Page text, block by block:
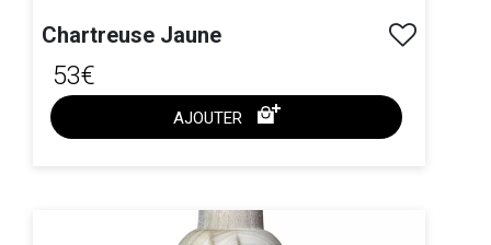
Chartreuse Jaune
53€
AJOUTER
ACHAT EXPRESS